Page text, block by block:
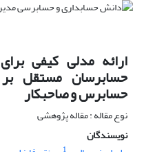
ارائه مدلی کیفی
حسابرسان مستقل
حسابرس و صاحبکار
نوع مقاله : مقاله پژوهشی
نویسندگان